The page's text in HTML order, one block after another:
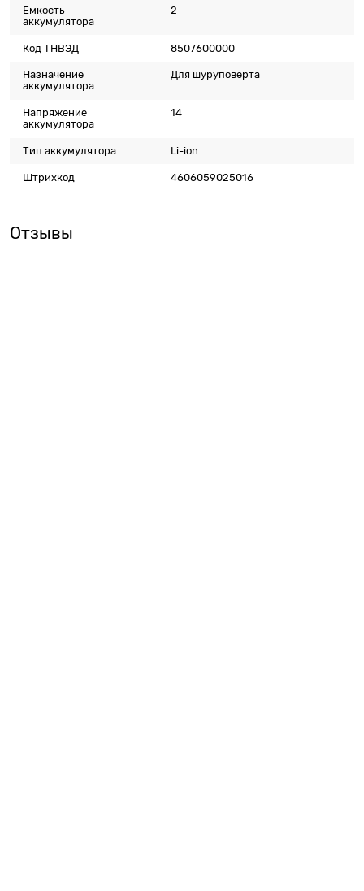
Емкость
аккумулятора
2
Код ТНВЭД 8507600000
Назначение
аккумулятора
Для шуруповерта
Напряжение
аккумулятора
14
Тип аккумулятора Li-ion
Штрихкод 4606059025016
Отзывы